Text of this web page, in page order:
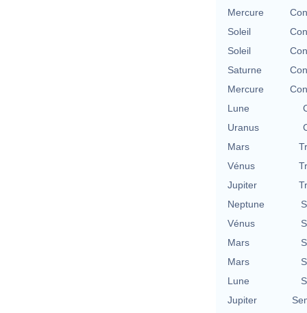
Mercure
Soleil
Soleil
Saturne
Mercure
Lune
Uranus
Mars
Vénus
Jupiter
Neptune
Vénus
Mars
Mars
Lune
Jupiter